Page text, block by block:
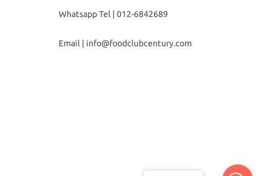
Whatsapp Tel | 012-6842689
Email | info@foodclubcentury.com